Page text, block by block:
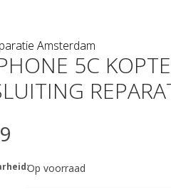
Amsterdam
5C
Op voorraad